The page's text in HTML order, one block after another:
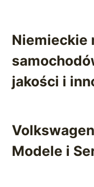
Niemieckie
jakości i
Modele i